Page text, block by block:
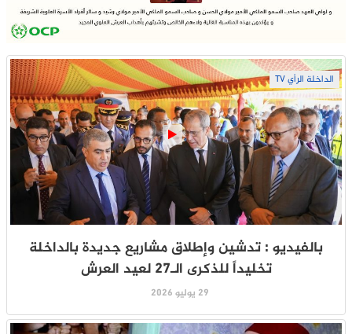
الداخلة الرأي TV
بالفيديو : تدشين وإطلاق مشاريع جديدة بالداخلة
تخليداً للذكرى الـ27 لعيد العرش
29 يوليو 2026